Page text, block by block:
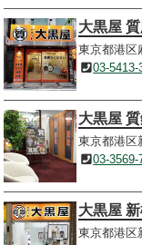
大黒屋
東京都港区
03-5413-
大黒屋
東京都港区
03-3569-
大黒屋
東京都港区